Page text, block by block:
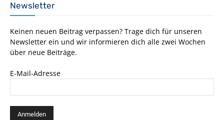
Newsletter
Keinen neuen Beitrag verpassen? Trage dich für unseren
Newsletter ein und wir informieren dich alle zwei Wochen
über neue Beiträge.
E-Mail-Adresse